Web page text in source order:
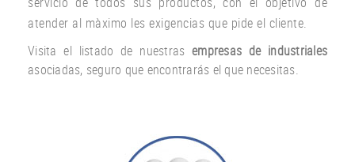
atender al màximo les exigencias que pide el cliente.
Visita el listado de nuestras empresas de industriales
asociadas, seguro que encontrarás el que necesitas.